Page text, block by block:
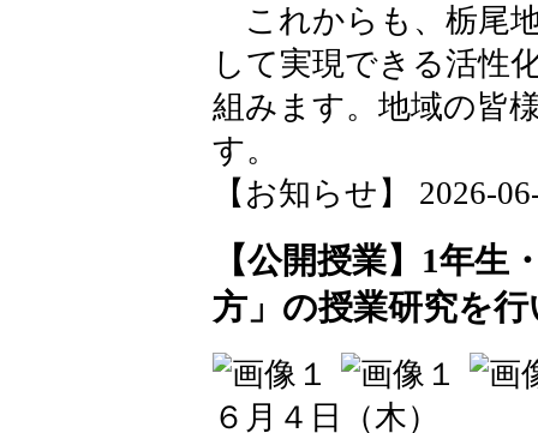
これからも、栃尾
して実現できる活性
組みます。地域の皆
す。
【お知らせ】 2026-
【公開授業】1年生
方」の授業研究を
６月４日（木）